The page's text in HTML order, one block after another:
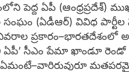
పెద్ద ఏపీ (ఆంధ్రప్రదేశ్‌)
(ఏడీఆర్‌) వివిధ
వివరాల ప్రకారం–భారతదేశంలో
సీఎం పేమా ఖాండూ రెండో